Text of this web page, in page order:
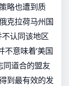
略也遭到质
克拉荷马州国
认同该地区
不意味着‘美国
同道合的盟友
到最有效的发